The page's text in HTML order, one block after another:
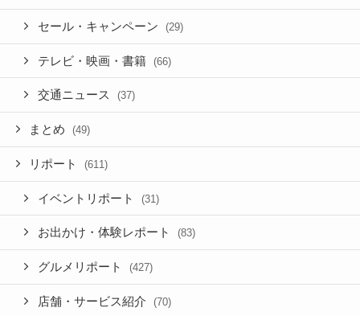
セール・キャンペーン (29)
テレビ・映画・書籍 (66)
交通ニュース (37)
まとめ (49)
リポート (611)
イベントリポート (31)
お出かけ・体験レポート (83)
グルメリポート (427)
店舗・サービス紹介 (70)